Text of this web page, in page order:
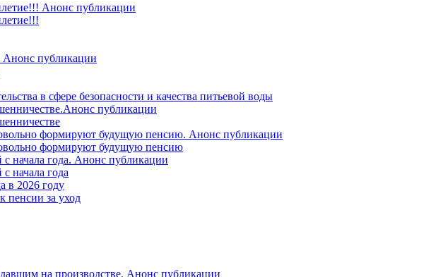
Анонс публикации
Анонс публикации
в сфере безопасности и качества питьевой воды
публикации
формируют будущую пенсию. Анонс публикации
формируют будущую пенсию
с начала года. Анонс публикации
начала года
в 2026 году
пенсии за уход
на производстве. Анонс публикации